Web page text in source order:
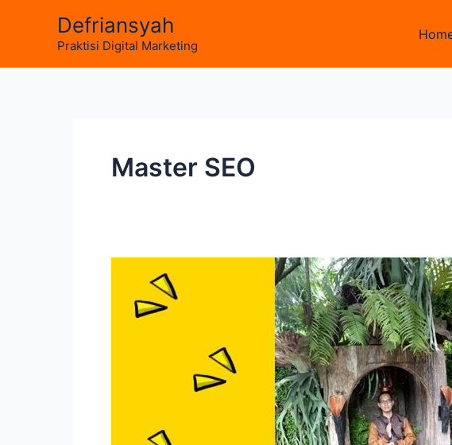
Defriansyah
Praktisi Digital Marketing
Master SEO